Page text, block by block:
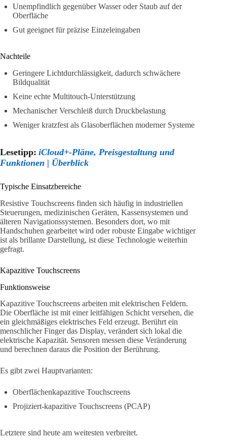
Unempfindlich gegenüber Wasser oder Staub auf der
Oberfläche
Gut geeignet für präzise Einzeleingaben
Nachteile
Geringere Lichtdurchlässigkeit, dadurch schwächere
Bildqualität
Keine echte Multitouch-Unterstützung
Mechanischer Verschleiß durch Druckbelastung
Weniger kratzfest als Glasoberflächen moderner Systeme
Lesetipp: iCloud+-Pläne, Preisgestaltung und
Funktionen | Überblick
Typische Einsatzbereiche
Resistive Touchscreens finden sich häufig in industriellen
Steuerungen, medizinischen Geräten, Kassensystemen und
älteren Navigationssystemen. Besonders dort, wo mit
Handschuhen gearbeitet wird oder robuste Eingabe wichtiger
ist als brillante Darstellung, ist diese Technologie weiterhin
gefragt.
Kapazitive Touchscreens
Funktionsweise
Kapazitive Touchscreens arbeiten mit elektrischen Feldern.
Die Oberfläche ist mit einer leitfähigen Schicht versehen, die
ein gleichmäßiges elektrisches Feld erzeugt. Berührt ein
menschlicher Finger das Display, verändert sich lokal die
elektrische Kapazität. Sensoren messen diese Veränderung
und berechnen daraus die Position der Berührung.
Es gibt zwei Hauptvarianten:
Oberflächenkapazitive Touchscreens
Projiziert-kapazitive Touchscreens (PCAP)
Letztere sind heute am weitesten verbreitet.